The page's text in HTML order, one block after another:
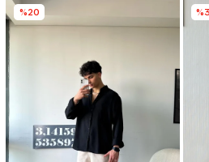
%20